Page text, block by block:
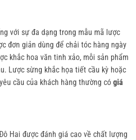
với sự đa dạng trong mẫu mã lược
đơn giản dùng để chải tóc hàng ngày
khắc hoa văn tinh xảo, mỗi sản phẩm
Lược sừng khắc họa tiết cầu kỳ hoặc
cầu của khách hàng thường có giá
Hai được đánh giá cao về chất lượng